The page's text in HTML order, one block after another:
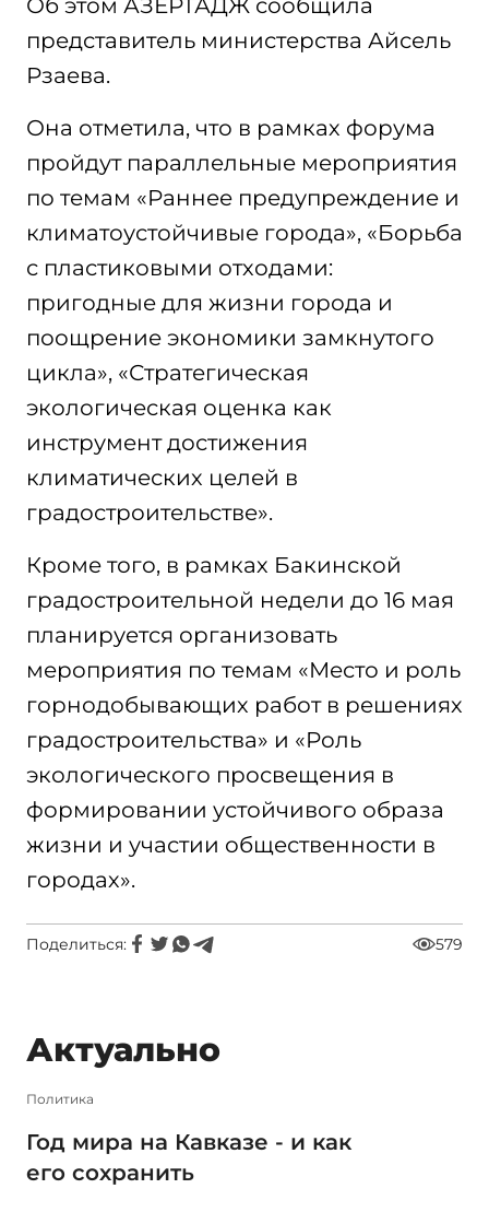
Об этом АЗЕРТАДЖ сообщила
представитель министерства Айсель
Рзаева.
Она отметила, что в рамках форума
пройдут параллельные мероприятия
по темам «Раннее предупреждение и
климатоустойчивые города», «Борьба
с пластиковыми отходами:
пригодные для жизни города и
поощрение экономики замкнутого
цикла», «Стратегическая
экологическая оценка как
инструмент достижения
климатических целей в
градостроительстве».
Кроме того, в рамках Бакинской
градостроительной недели до 16 мая
планируется организовать
мероприятия по темам «Место и роль
горнодобывающих работ в решениях
градостроительства» и «Роль
экологического просвещения в
формировании устойчивого образа
жизни и участии общественности в
городах».
Поделиться: 579
Актуально
Политика
Год мира на Кавказе - и как
его сохранить